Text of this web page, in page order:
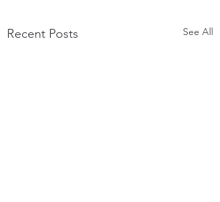
Recent Posts See All